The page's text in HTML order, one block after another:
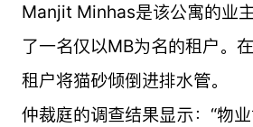
Manjit Minhas是该公寓的业
了一名仅以MB为名的租户。
租户将猫砂倾倒进排水管。
仲裁庭的调查结果显示：“物业